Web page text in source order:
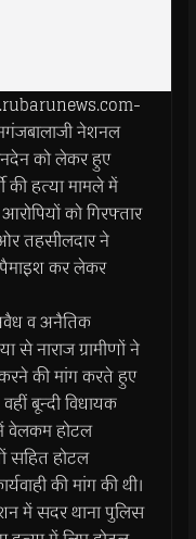
नेशनल
को लेकर हुए
की हत्या मामले में
को गिरफ्तार
तहसीलदार ने
कर लेकर
व अनैतिक
से नाराज ग्रामीणों ने
की मांग करते हुए
बून्दी विधायक
में वेलकम होटल
सहित होटल
की मांग की थी।
में सदर थाना पुलिस